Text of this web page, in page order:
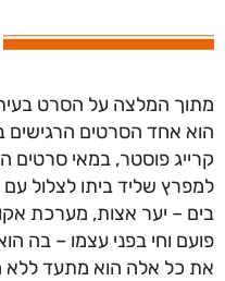
מתוך המלצה על הסרט
הוא אחד הסרטים הרגישים
קרייג פוסטר, במאי סרטים
למפרץ שליד ביתו לצלול
בים – יער אצות, מערכת
פועם וחי בפני עצמו – בה
את כל אלה הוא מתעד ללא